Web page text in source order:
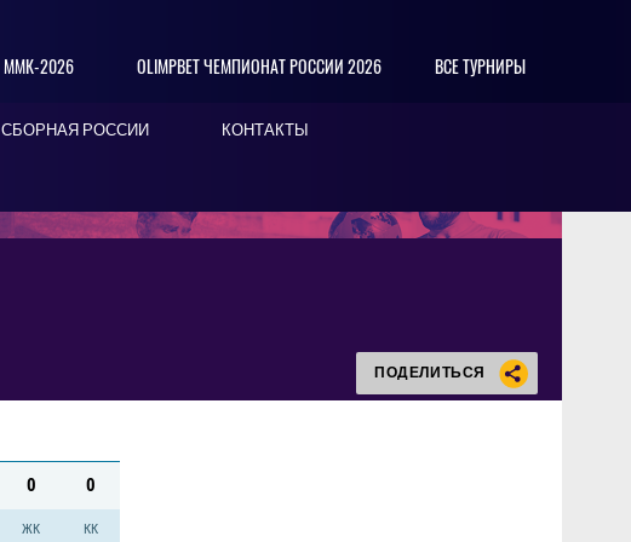
ММК-2026 OLIMPBET ЧЕМПИОНАТ РОССИИ 2026 ВСЕ ТУРНИРЫ
СБОРНАЯ РОССИИ КОНТАКТЫ
ПОДЕЛИТЬСЯ
0 0
ЖК КК